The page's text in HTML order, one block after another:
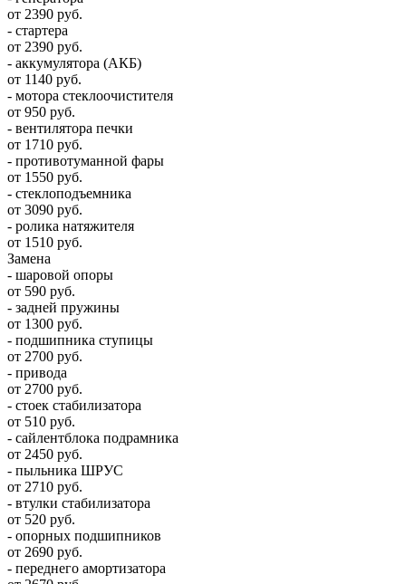
от 2390 руб.
- стартера
от 2390 руб.
- аккумулятора (АКБ)
от 1140 руб.
- мотора стеклоочистителя
от 950 руб.
- вентилятора печки
от 1710 руб.
- противотуманной фары
от 1550 руб.
- стеклоподъемника
от 3090 руб.
- ролика натяжителя
от 1510 руб.
Замена
- шаровой опоры
от 590 руб.
- задней пружины
от 1300 руб.
- подшипника ступицы
от 2700 руб.
- привода
от 2700 руб.
- стоек стабилизатора
от 510 руб.
- сайлентблока подрамника
от 2450 руб.
- пыльника ШРУС
от 2710 руб.
- втулки стабилизатора
от 520 руб.
- опорных подшипников
от 2690 руб.
- переднего амортизатора